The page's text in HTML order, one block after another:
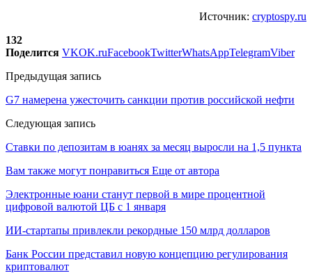
Источник: cryptospy.ru
132
Поделится VKOK.ruFacebookTwitterWhatsAppTelegramViber
Предыдущая запись
G7 намерена ужесточить санкции против российской нефти
Следующая запись
Ставки по депозитам в юанях за месяц выросли на 1,5 пункта
Вам также могут понравиться Еще от автора
Электронные юани станут первой в мире процентной
цифровой валютой ЦБ с 1 января
ИИ-стартапы привлекли рекордные 150 млрд долларов
Банк России представил новую концепцию регулирования
криптовалют